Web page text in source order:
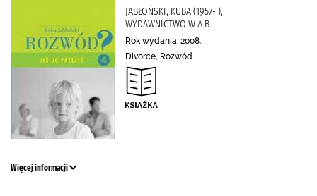
JABŁOŃSKI, KUBA (1957- ),
WYDAWNICTWO W.A.B.
Rok wydania: 2008.
Divorce, Rozwód
Więcej informacji